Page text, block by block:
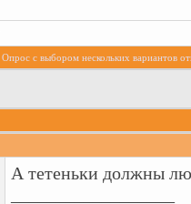
Опрос с выбором нескольких вариантов
А тетеньки должны